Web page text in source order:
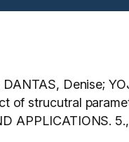
Denise;
of strucutral
APPLICATIONS.